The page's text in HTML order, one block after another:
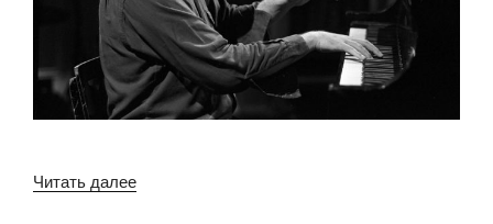
Читать далее«ГЛЕН